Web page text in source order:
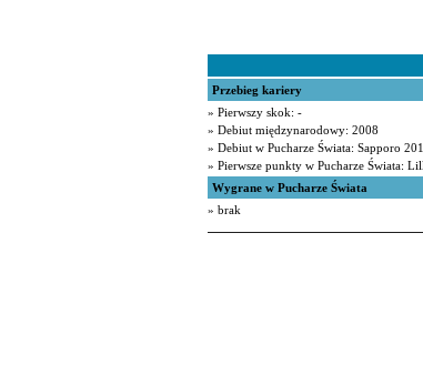
Przebieg kariery
» Pierwszy skok: -
» Debiut międzynarodowy: 2008
» Debiut w Pucharze Świata: Sapporo
» Pierwsze punkty w Pucharze Świata:
Wygrane w Pucharze Świata
» brak